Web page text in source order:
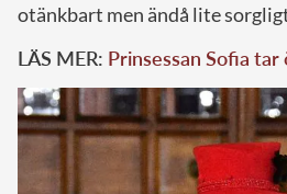
otänkbart men ändå lite
LÄS MER: Prinsessan Sofia